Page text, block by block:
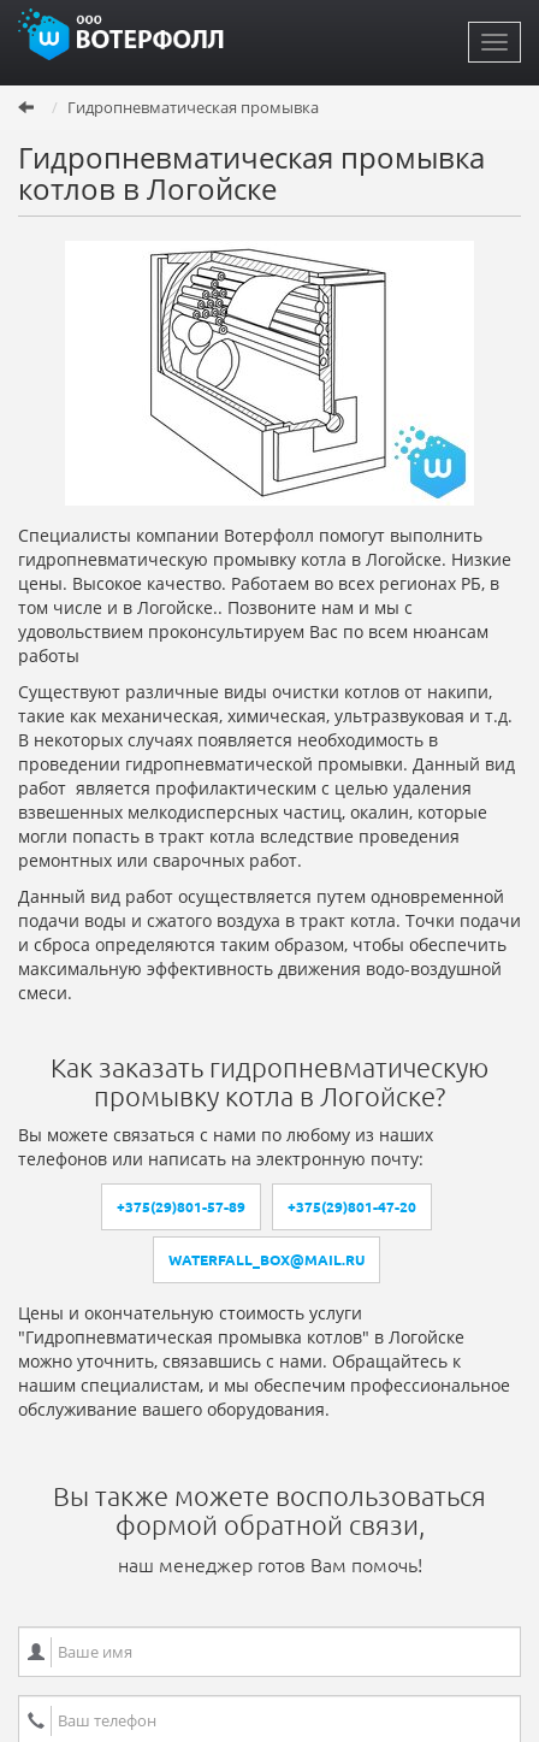
Перейти
основному
содержанию
Гидропневматическая промывка
Гидропневматическая промывка
котлов в Логойске
Специалисты компании Вотерфолл помогут выполнить
гидропневматическую промывку котла в Логойске. Низкие
цены. Высокое качество. Работаем во всех регионах РБ, в
том числе и в Логойске.. Позвоните нам и мы с
удовольствием проконсультируем Вас по всем нюансам
работы
Существуют различные виды очистки котлов от накипи,
такие как механическая, химическая, ультразвуковая и т.д.
В некоторых случаях появляется необходимость в
проведении гидропневматической промывки. Данный вид
работ является профилактическим с целью удаления
взвешенных мелкодисперсных частиц, окалин, которые
могли попасть в тракт котла вследствие проведения
ремонтных или сварочных работ.
Данный вид работ осуществляется путем одновременной
подачи воды и сжатого воздуха в тракт котла. Точки подачи
и сброса определяются таким образом, чтобы обеспечить
максимальную эффективность движения водо-воздушной
смеси.
Как заказать гидропневматическую
промывку котла в Логойске?
Вы можете связаться с нами по любому из наших
телефонов или написать на электронную почту:
+375(29)801-57-89 +375(29)801-47-20
WATERFALL_BOX@MAIL.RU
Цены и окончательную стоимость услуги
"Гидропневматическая промывка котлов" в Логойске
можно уточнить, связавшись с нами. Обращайтесь к
нашим специалистам, и мы обеспечим профессиональное
обслуживание вашего оборудования.
Вы также можете воспользоваться
формой обратной связи,
наш менеджер готов Вам помочь!